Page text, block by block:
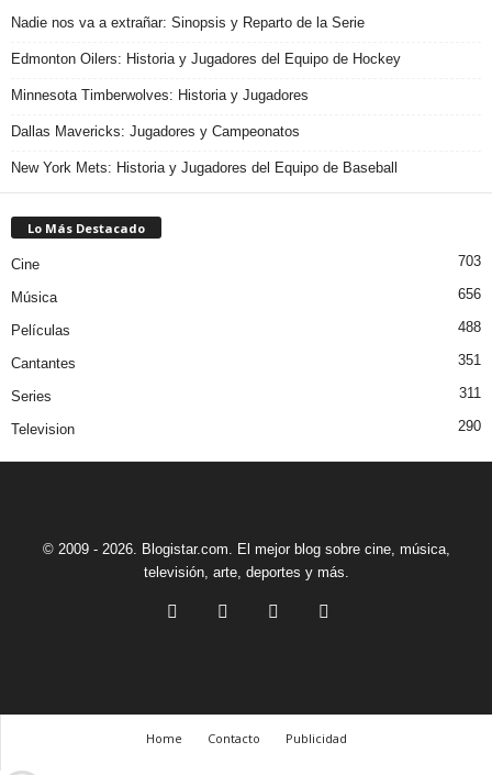
Nadie nos va a extrañar: Sinopsis y Reparto de la Serie
Edmonton Oilers: Historia y Jugadores del Equipo de Hockey
Minnesota Timberwolves: Historia y Jugadores
Dallas Mavericks: Jugadores y Campeonatos
New York Mets: Historia y Jugadores del Equipo de Baseball
Lo Más Destacado
Cine 703
Música 656
Películas 488
Cantantes 351
Series 311
Television 290
© 2009 - 2026. Blogistar.com. El mejor blog sobre cine, música,
televisión, arte, deportes y más.
Home Contacto Publicidad